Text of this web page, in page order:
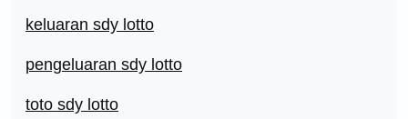
keluaran sdy lotto
pengeluaran sdy lotto
toto sdy lotto